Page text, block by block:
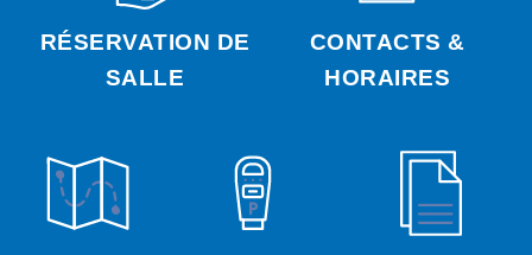
RÉSERVATION DE
SALLE
CONTACTS &
HORAIRES